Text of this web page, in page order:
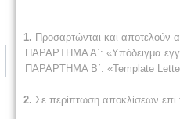
1. Προσαρτώνται και
ΠΑΡΑΡΤΗΜΑ Α΄: «Υπόδειγμα
ΠΑΡΑΡΤΗΜΑ Β΄: «Template
2. Σε περίπτωση αποκλίσεων επί